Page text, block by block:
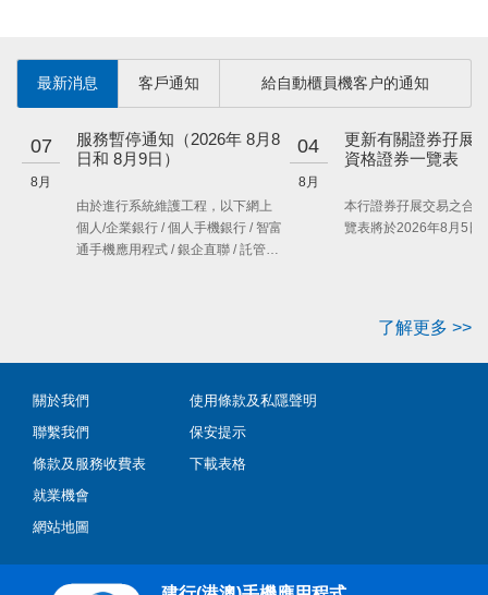
最新消息 客戶通知 給自動櫃員機客户的通知
07
8月
服務暫停通知（2026年 8月8
日和 8月9日）
由於進行系統維護工程，以下網上
個人/企業銀行 / 個人手機銀行 / 智富
通手機應用程式 / 銀企直聯 / 託管網
04
8月
更新有關證券孖展
資格證券一覽表
本行證券孖展交易之合
覽表將於2026年8月5日
了解更多 >>
關於我們
聯繫我們
條款及服務收費表
就業機會
網站地圖
使用條款及私隱聲明
保安提示
下載表格